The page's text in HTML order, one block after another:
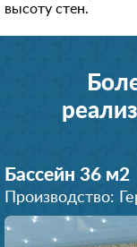
высоту стен.
Бассейн 36 м2
Производство: